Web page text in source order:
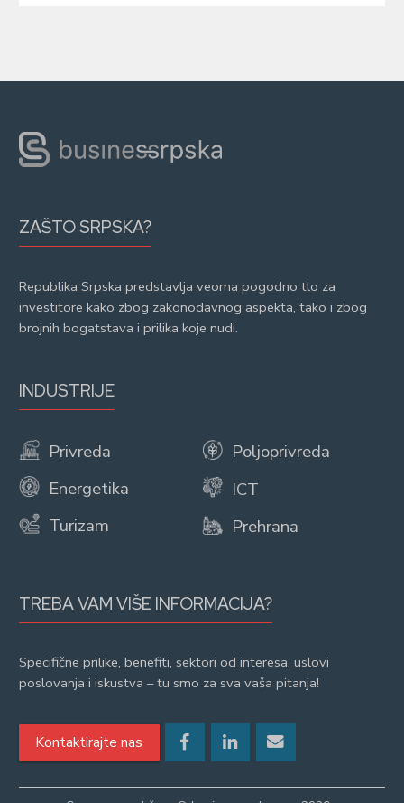
ZAŠTO SRPSKA?
Republika Srpska predstavlja veoma pogodno tlo za
investitore kako zbog zakonodavnog aspekta, tako i zbog
brojnih bogatstava i prilika koje nudi.
INDUSTRIJE
Privreda
Energetika
Turizam
Poljoprivreda
ICT
Prehrana
TREBA VAM VIŠE INFORMACIJA?
Specifične prilike, benefiti, sektori od interesa, uslovi
poslovanja i iskustva – tu smo za sva vaša pitanja!
Kontaktirajte nas